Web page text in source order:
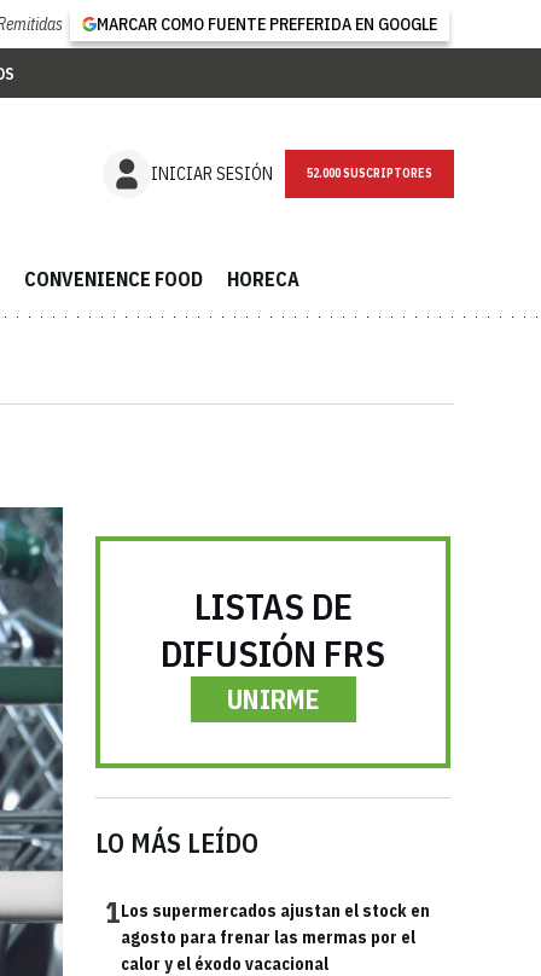
MARCAR COMO FUENTE PREFERIDA EN GOOGLE
INICIAR SESIÓN NEWSLETTER
CONVENIENCE FOOD HORECA
LISTAS DE
DIFUSIÓN FRS
UNIRME
LO MÁS LEÍDO
1Los supermercados ajustan el stock en
agosto para frenar las mermas por el
calor y el éxodo vacacional